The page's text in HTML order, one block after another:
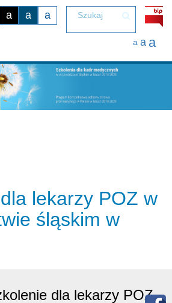
a a a
a a a
lekarzy POZ w
śląskim w
dla lekarzy POZ